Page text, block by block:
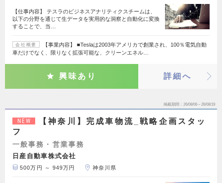
【仕事内容】 テスラのビジネスアナリティクスチームは、
以下の分野を通じて生データを実用的な洞察と自動化に変換
することで、当…
会社概要
【事業内容】 ■Teslaは2003年アメリカで創業され、100％電気自動
車だけでなく、限りなく拡張可能な、クリーンエネル…
興味あり 詳細へ
掲載期間 26/08/06～26/08/19
NEW
【神奈川】完成車物流_戦略企画スタッ
フ
一般事務・営業事務
日産自動車株式会社
500万円 ～ 949万円 神奈川県